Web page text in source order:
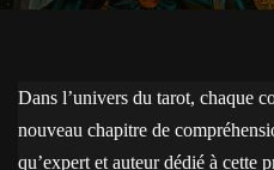
Dans l’univers du tarot, chaque
nouveau chapitre de
qu’expert et auteur dédié à cette